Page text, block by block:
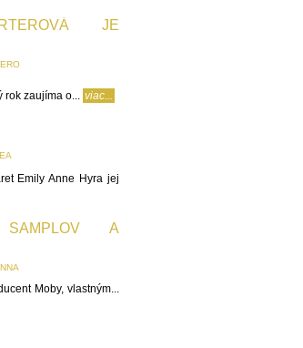
JE
rok zaujíma o... viac...
Emily Anne Hyra jej
SAMPLOV A
Moby, vlastným...